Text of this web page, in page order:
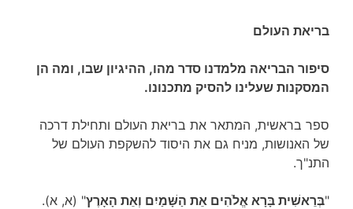
בריאת העולם
סיפור הבריאה מלמדנו סדר מהו, ההיגיון שבו, ומה הן
המסקנות שעלינו להסיק מתכנונו.
ספר בראשית, המתאר את בריאת העולם ותחילת דרכה
של האנושות, מניח גם את היסוד להשקפת העולם של
התנ"ך.
"בְּרֵאשִׁית בָּרָא אֱלֹהִים אֵת הַשָּׁמַיִם וְאֵת הָאָרֶץ" (א, א).